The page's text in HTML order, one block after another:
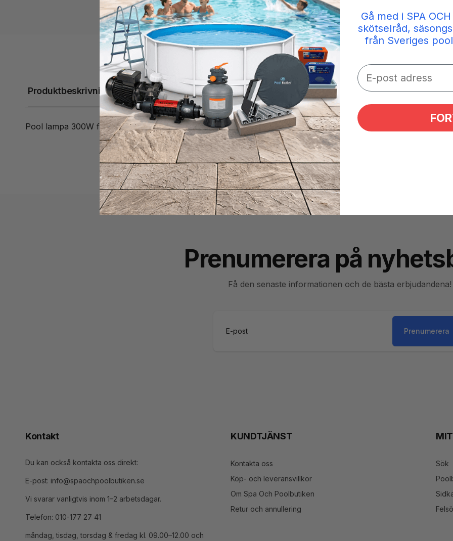
Produktbeskrivning
Pool lampa 300W för linerpool. Komplett sats med packningar.
Prenumerera på
Få den senaste informationen och de bästa erbjudandena!
Prenumerera
Kontakt
Du kan också kontakta oss direkt:
E-post: info@spaochpoolbutiken.se
Vi svarar vanligtvis inom 1–2 arbetsdagar.
Telefon: 010-177 27 41
måndag, tisdag, torsdag & fredag kl. 09.00–12.00 och
KUNDTJÄNST
Kontakta oss
Köp- och leveransvillkor
Om Spa Och Poolbutiken
Retur och annullering
Sök
Gå med i SPA
skötselråd,
från Sveriges